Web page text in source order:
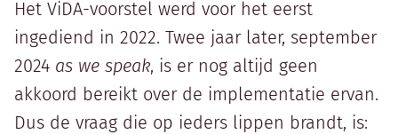
Het ViDA-voorstel werd voor het eerst
ingediend in 2022. Twee jaar later, september
2024 as we speak, is er nog altijd geen
akkoord bereikt over de implementatie ervan.
Dus de vraag die op ieders lippen brandt, is: